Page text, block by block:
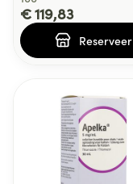
€ 119,83
Reserveer